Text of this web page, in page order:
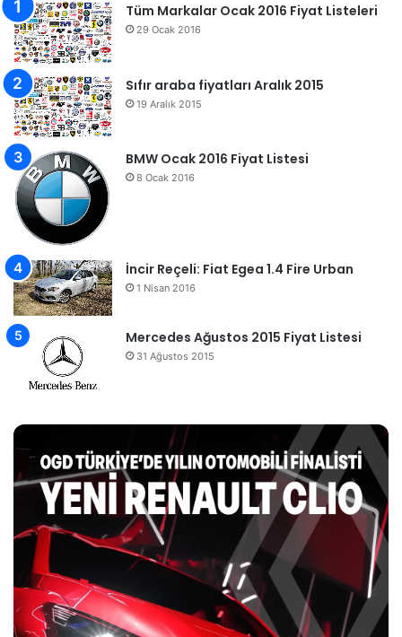
Tüm Markalar Ocak 2016 Fiyat Listeleri
29 Ocak 2016
Sıfır araba fiyatları Aralık 2015
19 Aralık 2015
BMW Ocak 2016 Fiyat Listesi
8 Ocak 2016
İncir Reçeli: Fiat Egea 1.4 Fire Urban
1 Nisan 2016
Mercedes Ağustos 2015 Fiyat Listesi
31 Ağustos 2015